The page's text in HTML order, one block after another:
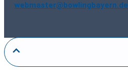
webmaster@bowlingbayern.de